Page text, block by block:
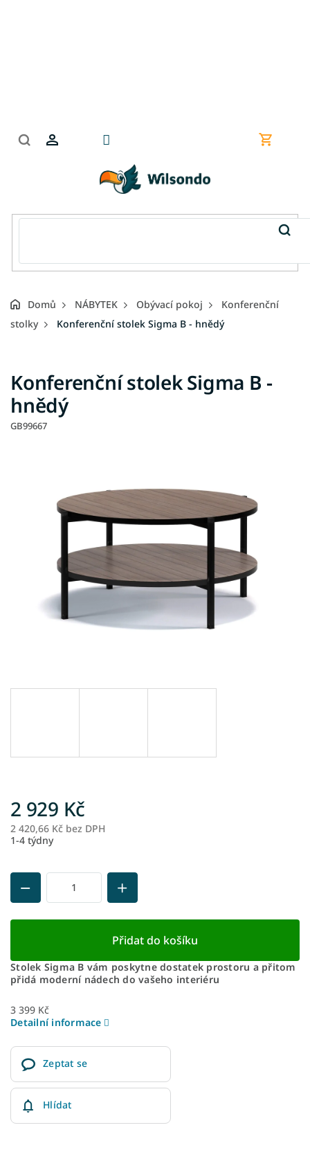
Nákupní
Domů NÁBYTEK Obývací pokoj
Konferenční
stolky
Konferenční stolek Sigma B - hnědý
Konferenční stolek Sigma B -
hnědý
GB99667
2 929 Kč
2 420,66 Kč bez DPH
1-4 týdny
Přidat do košíku
Stolek Sigma B vám poskytne dostatek prostoru a přitom
přidá moderní nádech do vašeho interiéru
3 399 Kč
Detailní informace
Zeptat se
Hlídat